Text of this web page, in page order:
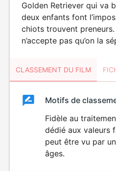
Golden Retriever qui va
deux enfants font
chiots trouvent
n’accepte pas qu’on la
CLASSEMENT DU FILM
ClassementClassement
Motifs de
Fidèle au
dédié aux valeurs
peut être vu par
âges.